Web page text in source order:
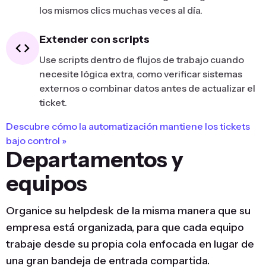
los mismos clics muchas veces al día.
Extender con scripts
Use scripts dentro de flujos de trabajo cuando
necesite lógica extra, como verificar sistemas
externos o combinar datos antes de actualizar el
ticket.
Descubre cómo la automatización mantiene los tickets
bajo control »
Departamentos y
equipos
Organice su helpdesk de la misma manera que su
empresa está organizada, para que cada equipo
trabaje desde su propia cola enfocada en lugar de
una gran bandeja de entrada compartida.